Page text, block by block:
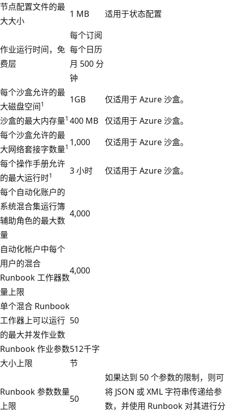
节点配置文件的最
大大小
1 MB 适用于状态配置
作业运行时间，免
费层
每个订阅
每个日历
月 500 分
钟
每个沙盒允许的最
大磁盘空间1 1GB
仅适用于 Azure 沙盒。
沙盒的最大内存量1 400 MB 仅适用于 Azure 沙盒。
每个沙盒允许的最
大网络套接字数量1 1,000
仅适用于 Azure 沙盒。
每个操作手册允许
的最大运行时1 3 小时
仅适用于 Azure 沙盒。
每个自动化账户的
系统混合集运行簿
辅助角色的最大数
量
4,000
自动化帐户中每个
用户的混合
Runbook 工作器数
量上限
4,000
单个混合 Runbook
工作器上可以运行
的最大并发作业数
50
Runbook 作业参数
大小上限
512千字
节
Runbook 参数数量
上限
50
如果达到 50 个参数的限制，则可
将 JSON 或 XML 字符串传递给参
数，并使用 Runbook 对其进行分